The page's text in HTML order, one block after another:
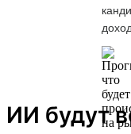
ИИ будут